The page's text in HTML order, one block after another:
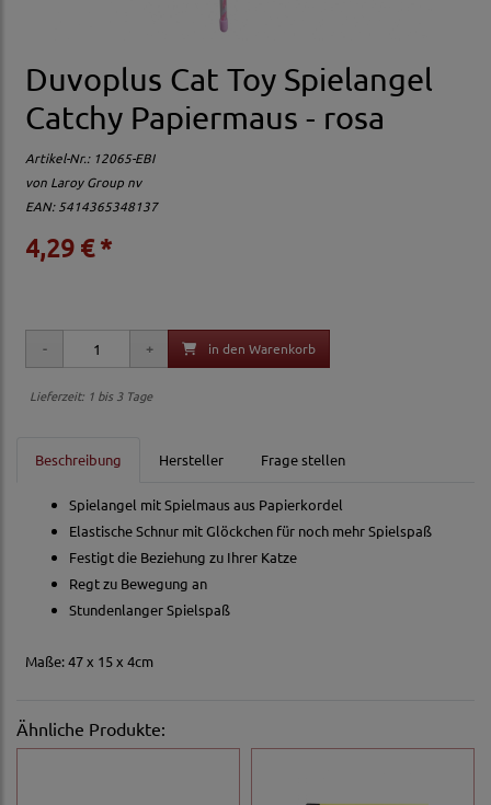
Duvoplus Cat Toy Spielangel
Catchy Papiermaus - rosa
Artikel-Nr.: 12065-EBI
von Laroy Group nv
EAN: 5414365348137
4,29 € *
in den Warenkorb
Lieferzeit: 1 bis 3 Tage
Beschreibung Hersteller Frage stellen
Spielangel mit Spielmaus aus Papierkordel
Elastische Schnur mit Glöckchen für noch mehr Spielspaß
Festigt die Beziehung zu Ihrer Katze
Regt zu Bewegung an
Stundenlanger Spielspaß
Maße: 47 x 15 x 4cm
Ähnliche Produkte: